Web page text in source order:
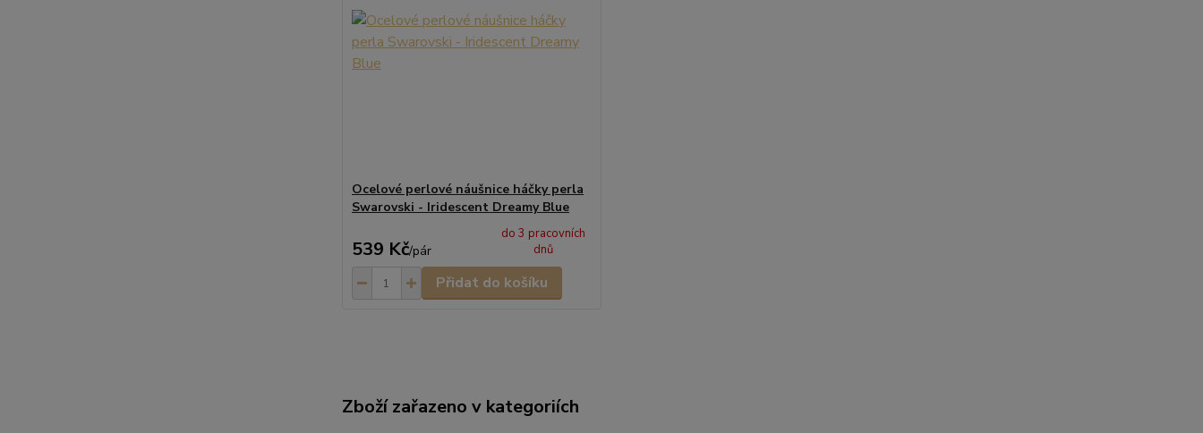
Ocelové perlové náušnice háčky perla
Swarovski - Iridescent Dreamy Blue
539 Kč/pár
do 3 pracovních
dnů
Přidat do košíku
Zboží zařazeno v kategoriích